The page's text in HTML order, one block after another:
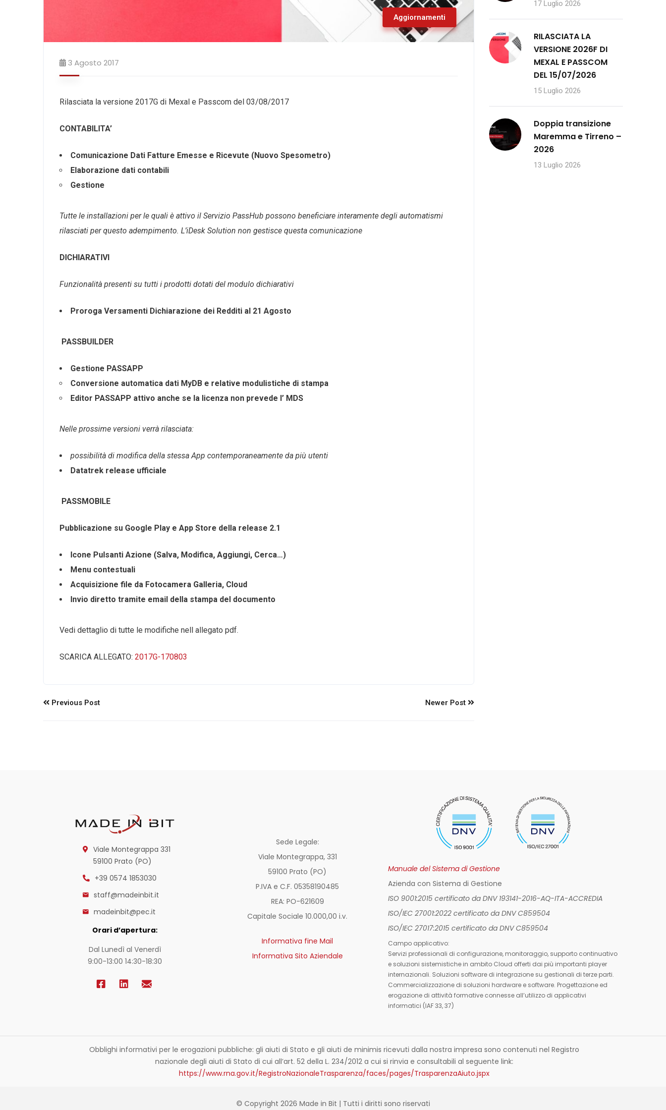
Aggiornamenti
3 Agosto 2017
Rilasciata la versione 2017G di Mexal e Passcom del 03/08/2017
CONTABILITA’
Comunicazione Dati Fatture Emesse e Ricevute (Nuovo Spesometro)
Elaborazione dati contabili
Gestione
Tutte le installazioni per le quali è attivo il Servizio PassHub possono beneficiare interamente degli automatismi
rilasciati per questo adempimento. L’iDesk Solution non gestisce questa comunicazione
DICHIARATIVI
Funzionalità presenti su tutti i prodotti dotati del modulo dichiarativi
Proroga Versamenti Dichiarazione dei Redditi al 21 Agosto
PASSBUILDER
Gestione PASSAPP
Conversione automatica dati MyDB e relative modulistiche di stampa
Editor PASSAPP attivo anche se la licenza non prevede l’ MDS
Nelle prossime versioni verrà rilasciata:
possibilità di modifica della stessa App contemporaneamente da più utenti
Datatrek release ufficiale
PASSMOBILE
Pubblicazione su Google Play e App Store della release 2.1
Icone Pulsanti Azione (Salva, Modifica, Aggiungi, Cerca…)
Menu contestuali
Acquisizione file da Fotocamera Galleria, Cloud
Invio diretto tramite email della stampa del documento
Vedi dettaglio di tutte le modifiche nell allegato pdf.
SCARICA ALLEGATO: 2017G-170803
Previous Post Newer Post
17 Luglio 2026
RILASCIATA LA
VERSIONE 2026F DI
MEXAL E PASSCOM
DEL 15/07/2026
15 Luglio 2026
Doppia transizione
Maremma e Tirreno –
2026
13 Luglio 2026
Viale Montegrappa 331
59100 Prato (PO)
+39 0574 1853030
staff@madeinbit.it
madeinbit@pec.it
Orari d’apertura:
Dal Lunedì al Venerdì
9:00-13:00 14:30-18:30
Sede Legale:
Viale Montegrappa, 331
59100 Prato (PO)
P.IVA e C.F. 05358190485
REA: PO-621609
Capitale Sociale 10.000,00 i.v.
Informativa fine Mail
Informativa Sito Aziendale
Manuale del Sistema di Gestione
Azienda con Sistema di Gestione
ISO 9001:2015 certificato da DNV 193141-2016-AQ-ITA-ACCREDIA
ISO/IEC 27001:2022 certificato da DNV C859504
ISO/IEC 27017:2015 certificato da DNV C859504
Campo applicativo:
Servizi professionali di configurazione, monitoraggio, supporto continuativo
e soluzioni sistemistiche in ambito Cloud offerti dai più importanti player
internazionali. Soluzioni software di integrazione su gestionali di terze parti.
Commercializzazione di soluzioni hardware e software. Progettazione ed
erogazione di attività formative connesse all’utilizzo di applicativi
informatici (IAF 33, 37)
Obblighi informativi per le erogazioni pubbliche: gli aiuti di Stato e gli aiuti de minimis ricevuti dalla nostra impresa sono contenuti nel Registro
nazionale degli aiuti di Stato di cui all’art. 52 della L. 234/2012 a cui si rinvia e consultabili al seguente link:
https://www.rna.gov.it/RegistroNazionaleTrasparenza/faces/pages/TrasparenzaAiuto.jspx
© Copyright 2026 Made in Bit | Tutti i diritti sono riservati